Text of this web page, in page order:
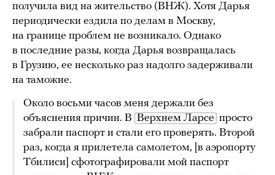
получила вид на жительство (ВНЖ). Хотя Дарья
периодически ездила по делам в Москву,
на границе проблем не возникало. Однако
в последние разы, когда Дарья возвращалась
в Грузию, ее несколько раз надолго задерживали
на таможне.
Около восьми часов меня держали без
объяснения причин. В Верхнем Ларсе просто
забрали паспорт и стали его проверять. Второй
раз, когда я прилетела самолетом, [в аэропорту
Тбилиси] сфотографировали мой паспорт